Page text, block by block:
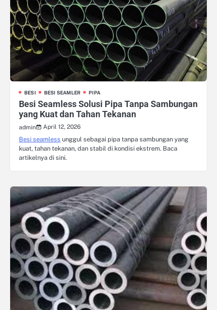
BESI BESI SEAMLER PIPA
Besi Seamless Solusi Pipa Tanpa Sambungan
yang Kuat dan Tahan Tekanan
admin
April 12, 2026
Besi seamless unggul sebagai pipa tanpa sambungan yang
kuat, tahan tekanan, dan stabil di kondisi ekstrem. Baca
artikelnya di sini.